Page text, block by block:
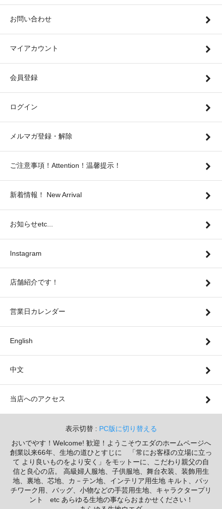
お問い合わせ
マイアカウント
会員登録
ログイン
メルマガ登録・解除
ご注意事項！Attention！温馨提示！
新着情報！ New Arrival
お知らせetc...
Instagram
店舗紹介です！
営業日カレンダー
English
中文
当店へのアクセス
表示切替 : PC版に切り替える
おいでやす！Welcome! 歓迎！ようこそウエダのホームページへ
創業以来66年、生地の道ひとすじに 「常にお客様の立場に立っ
て より良いものをより安く」をモットーに、こだわり親父の自
信と良心の店。 高級婦人服地、子供服地、舞台衣装、装飾用生
地、裏地、芯地、カ－テン地、インテリア用生地 キルト、パッ
チワーク用、バッグ、小物などの手芸用生地、キャラクタープリ
ント etc あらゆる生地の事ならおまかせください！